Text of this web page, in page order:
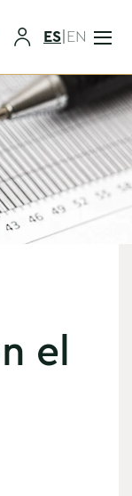
ES|EN
el